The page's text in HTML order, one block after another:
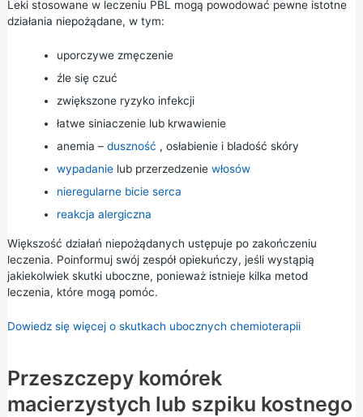
Leki stosowane w leczeniu PBL mogą powodować pewne istotne
działania niepożądane, w tym:
uporczywe zmęczenie
źle się czuć
zwiększone ryzyko infekcji
łatwe siniaczenie lub krwawienie
anemia – duszność , osłabienie i bladość skóry
wypadanielub przerzedzenie włosów
nieregularne bicie serca
reakcja alergiczna
Większość działań niepożądanych ustępuje po zakończeniu
leczenia. Poinformuj swój zespół opiekuńczy, jeśli wystąpią
jakiekolwiek skutki uboczne, ponieważ istnieje kilka metod
leczenia, które mogą pomóc.
Dowiedz się więcej o skutkach ubocznych chemioterapii
Przeszczepy komórek
macierzystych lub szpiku kostnego